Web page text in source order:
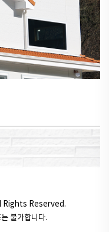
Rights Reserved.
불가합니다.